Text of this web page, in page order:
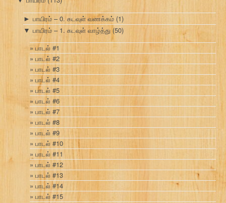
► பாயிரம் – 0. கடவுள் வணக்கம் (1)
▼ பாயிரம் – 1. கடவுள் வாழ்த்து (50)
பாடல் #1
பாடல் #2
பாடல் #3
பாடல் #4
பாடல் #5
பாடல் #6
பாடல் #7
பாடல் #8
பாடல் #9
பாடல் #10
பாடல் #11
பாடல் #12
பாடல் #13
பாடல் #14
பாடல் #15